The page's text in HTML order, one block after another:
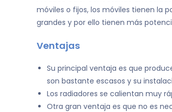
móviles o fijos, los móviles tienen la
grandes y por ello tienen más
Ventajas
Su principal ventaja es que
son bastante escasos y su
Los radiadores se calientan muy
Otra gran ventaja es que no es